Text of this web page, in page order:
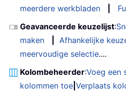
meerdere werkbladen
Geavanceerde keuzelijst:
maken
Afhankelijke
meervoudige selectie....
Kolombeheerder:Voeg een
kolommen toe Verplaats